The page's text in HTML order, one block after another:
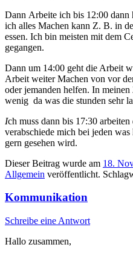
Dann Arbeite ich bis 12:00 dann
ich alles Machen kann Z. B. in
essen. Ich bin meisten mit dem
gegangen.
Dann um 14:00 geht die Arbeit
Arbeit weiter Machen von vor
oder jemanden helfen. In
wenig da was die stunden sehr
Ich muss dann bis 17:30
verabschiede mich bei jeden
gern gesehen wird.
Dieser Beitrag wurde am 18.
Allgemein veröffentlicht.
Kommunikation
Schreibe eine Antwort
Hallo zusammen,